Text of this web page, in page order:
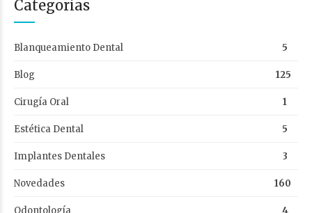
Categorias
Blanqueamiento Dental 5
Blog 125
Cirugía Oral 1
Estética Dental 5
Implantes Dentales 3
Novedades 160